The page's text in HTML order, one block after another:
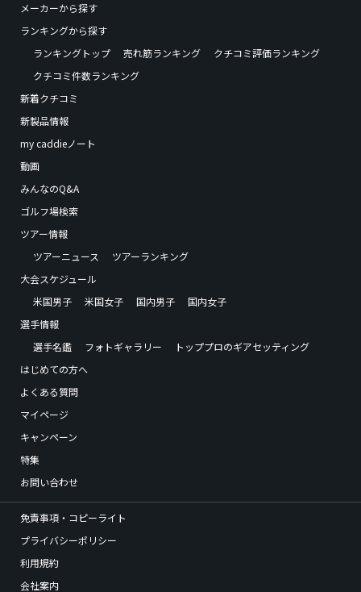
メーカーから探す
ランキングから探す
ランキングトップ
売れ筋ランキング
クチコミ評価ランキング
クチコミ件数ランキング
新着クチコミ
新製品情報
my caddieノート
動画
みんなのQ&A
ゴルフ場検索
ツアー情報
ツアーニュース
ツアーランキング
大会スケジュール
米国男子
米国女子 国内男子
国内女子
選手情報
選手名鑑
フォトギャラリー
トッププロのギアセッティング
はじめての方へ
よくある質問
マイページ
キャンペーン
特集
お問い合わせ
免責事項・コピーライト
プライバシーポリシー
利用規約
会社案内